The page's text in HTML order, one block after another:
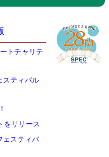
トチャリテ
スティバル
をリリース
ェスティバ